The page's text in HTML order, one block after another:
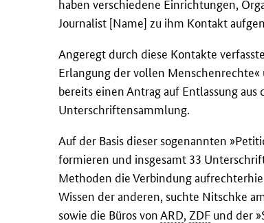
haben verschiedene Einrichtungen,
Journalist [Name] zu ihm Kontakt
Angeregt durch diese Kontakte
Erlangung der vollen
bereits einen Antrag auf Entlassung aus
Unterschriftensammlung.
Auf der Basis dieser sogenannten
formieren und insgesamt 33
Methoden die Verbindung
Wissen der anderen, suchte Nitschke
sowie die Büros vonARD, ZDF und der